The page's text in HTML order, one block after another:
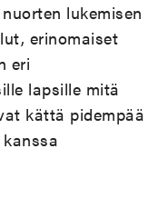
lukemisen
erinomaiset
eri
lapsille mitä
kättä pidempää